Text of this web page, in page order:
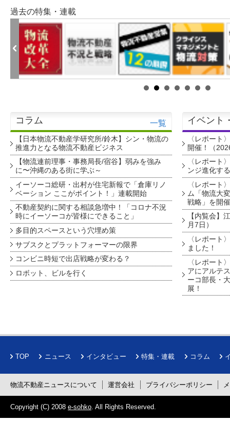
過去の特集・連載
コラム 一覧
【日本物流不動産学研究所/鈴木】シン・物流の
推進力となる物流不動産ビジネス
【物流連前理事・事務局長/宿谷】弱みを強み
に〜沖縄のある街に学ぶ～
イーソーコ総研・出村が住宅新報で「倉庫リノ
ベーション ここがポイント！」連載開始
不動産契約に関する相談急増中！「コロナ不況
時にイーソーコが皆様にできること」
多目的スペースという穴埋め策
サブスクとプラットフォーマーの限界
コンビニ時短で出店戦略が変わる？
ロボット、ビルを行く
イベント
〈レポート
開催！（
〈レポート
ンジ進化す
〈レポート
ム「物流大
戦略」を開
【内覧会】
月7日）
〈レポート
ました！
〈レポート
アにアルテ
ーコ部長・
展！
TOP ニュース インタビュー 特集・連載 コラム
物流不動産ニュースについて 運営会社 プライバシーポリシー
Copyright (C) 2008 e-sohko . All Rights Reserved.